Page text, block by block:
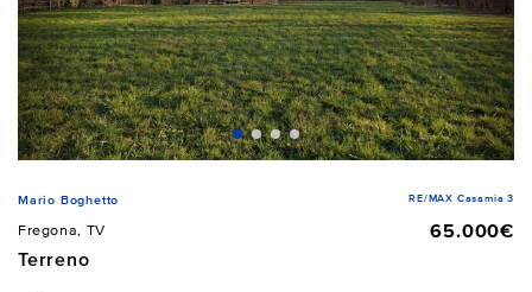
Mario Boghetto RE/MAX Casamia 3
Fregona, TV
65.000€
Terreno